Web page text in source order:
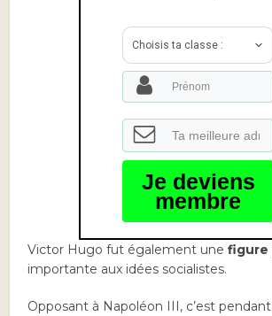
Choisis ta classe :
Je deviens
membre
Victor Hugo fut également unefigure
importante aux idées socialistes.
Opposant à Napoléon III, c’est pendant